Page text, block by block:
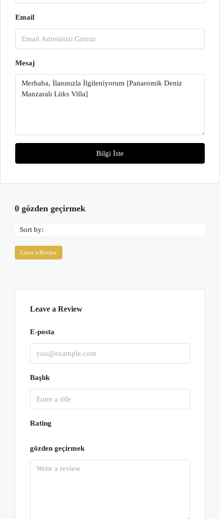
Email
Mesaj
Bilgi İste
0 gözden geçirmek
Sort by:
Leave a Review
Leave a Review
E-posta
Başlık
Rating
gözden geçirmek